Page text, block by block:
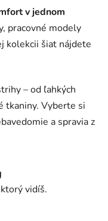
v jednom
pracovné modely
kolekcii šiat nájdete
– od ľahkých
tkaniny. Vyberte si
a spravia z
vidíš.